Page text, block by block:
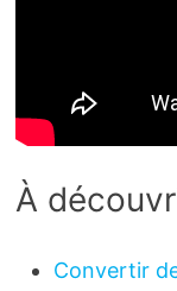
À
Convertir